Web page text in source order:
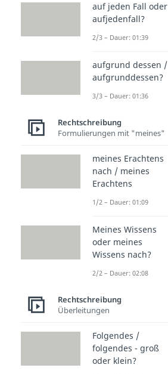
auf jeden Fall oder
aufjedenfall?
2/3 – Dauer: 01:39
aufgrund dessen /
aufgrunddessen?
3/3 – Dauer: 01:36
Rechtschreibung
Formulierungen mit "meines"
meines Erachtens
nach / meines
Erachtens
1/2 – Dauer: 01:09
Meines Wissens
oder meines
Wissens nach?
2/2 – Dauer: 02:08
Rechtschreibung
Überleitungen
Folgendes /
folgendes - groß
oder klein?